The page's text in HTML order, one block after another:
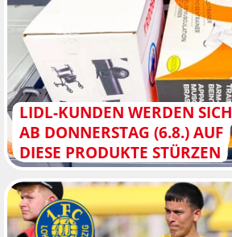
LIDL-KUNDEN WERDEN SICH
AB DONNERSTAG (6.8.) AUF
DIESE PRODUKTE STÜRZEN